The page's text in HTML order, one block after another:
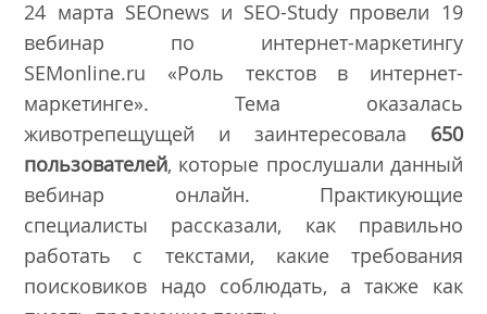
24 марта SEOnews и SEO-Study провели 19
вебинар по интернет-маркетингу
SEMonline.ru «Роль текстов в интернет-
маркетинге». Тема оказалась
животрепещущей и заинтересовала 650
пользователей, которые прослушали данный
вебинар онлайн. Практикующие
специалисты рассказали, как правильно
работать с текстами, какие требования
поисковиков надо соблюдать, а также как